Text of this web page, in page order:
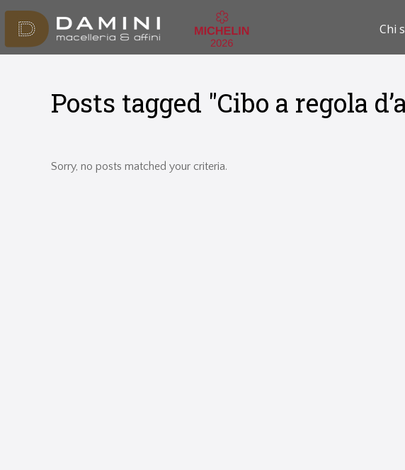
Chi
Posts tagged "Cibo a regola
Sorry, no posts matched your criteria.